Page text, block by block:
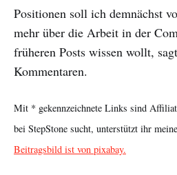
Positionen soll ich demnächst
mehr über die Arbeit in der
früheren Posts wissen wollt,
Kommentaren.
Mit * gekennzeichnete Links sind
bei StepStone sucht, unterstützt ihr
Beitragsbild ist von pixabay.